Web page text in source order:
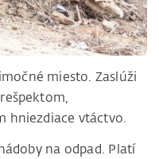
miesto. Zaslúži
hniezdiace vtáctvo.
na odpad. Platí